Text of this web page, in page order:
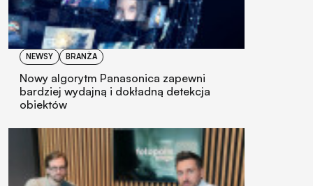
NEWSY BRANŻA
Nowy algorytm Panasonica zapewni
bardziej wydajną i dokładną detekcja
obiektów